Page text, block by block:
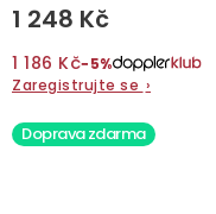
1 248 Kč
1 186 Kč−5%
Zaregistrujte se ›
Doprava zdarma